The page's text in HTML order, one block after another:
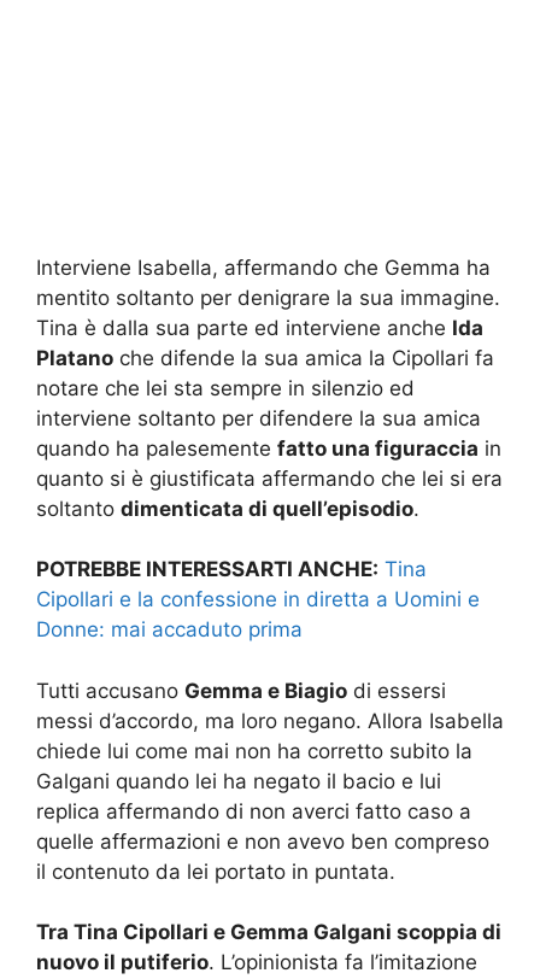
Interviene Isabella, affermando che Gemma ha
mentito soltanto per denigrare la sua immagine.
Tina è dalla sua parte ed interviene anche Ida
Platano che difende la sua amica la Cipollari fa
notare che lei sta sempre in silenzio ed
interviene soltanto per difendere la sua amica
quando ha palesemente fatto una figuraccia in
quanto si è giustificata affermando che lei si era
soltanto dimenticata di quell’episodio.
POTREBBE INTERESSARTI ANCHE: Tina
Cipollari e la confessione in diretta a Uomini e
Donne: mai accaduto prima
Tutti accusano Gemma e Biagio di essersi
messi d’accordo, ma loro negano. Allora Isabella
chiede lui come mai non ha corretto subito la
Galgani quando lei ha negato il bacio e lui
replica affermando di non averci fatto caso a
quelle affermazioni e non avevo ben compreso
il contenuto da lei portato in puntata.
Tra Tina Cipollari e Gemma Galgani scoppia di
nuovo il putiferio. L’opinionista fa l’imitazione